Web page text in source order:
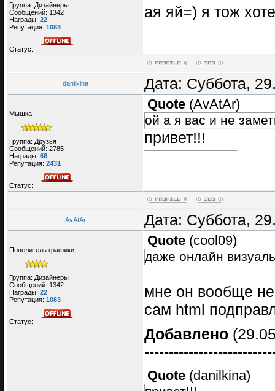
Группа: Дизайнеры
Сообщений: 1342
Награды: 22
Репутация: 1083
Статус:
ая яй=) я тож
danilkina Дата: Суббота,
Мышка
Группа: Друзья
Сообщений: 2785
Награды: 68
Репутация: 2431
Статус:
Quote (AvAtAr)
ой а я вас и не
привет!!!
AvAtAr Дата: Суббота,
Повелитель графики
Группа: Дизайнеры
Сообщений: 1342
Награды: 22
Репутация: 1083
Статус:
Quote (cool09)
даже онлайн
мне он вообще
сам html
Добавлено
Quote (danilkina)